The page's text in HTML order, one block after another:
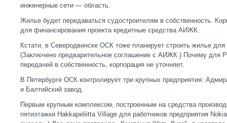
инженерные сети — область.
Жилье будет передаваться судостроителям в собственность.
для финансирования проекта кредитные средства АИЖК.
Кстати, в Северодвинске ОСК тоже планирует строить жилье
(Заключено предварительное соглашение с АИЖК.) Почему для
передачей в собственность, корпорация не уточняет.
В Петербурге ОСК контролирует три крупных предприятия:
и Балтийский завод.
Первым крупным комплексом, построенным на средства
пятиэтажки Hakkapeliitta Village для работников предприятия